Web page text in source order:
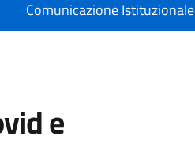
Comunicazione Istituzionale
e